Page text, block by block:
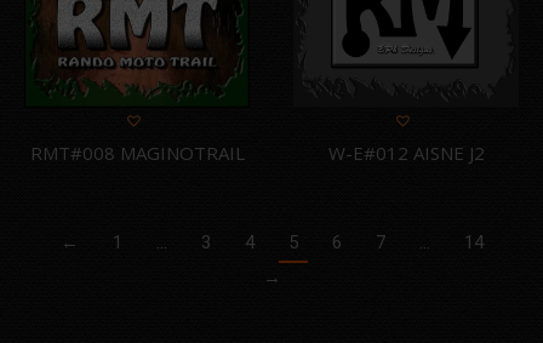
RMT#008 MAGINOTRAIL W-E#012 AISNE J2
← 1 … 3 4 5 6 7 …
14
→